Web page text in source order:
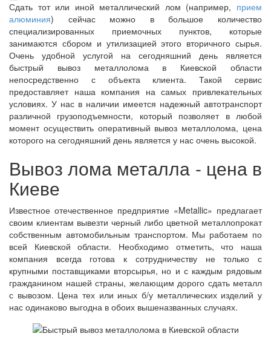
Сдать тот или иной металлический лом (например, прием
алюминия) сейчас можно в большое количество
специализированных приемочных пунктов, которые
занимаются сбором и утилизацией этого вторичного сырья.
Очень удобной услугой на сегодняшний день является
быстрый вывоз металлолома в Киевской области
непосредственно с объекта клиента. Такой сервис
предоставляет наша компания на самых привлекательных
условиях. У нас в наличии имеется надежный автотранспорт
различной грузоподъемности, который позволяет в любой
момент осуществить оперативный вывоз металлолома, цена
которого на сегодняшний день является у нас очень высокой.
Вывоз лома металла - цена в
Киеве
Известное отечественное предприятие «Metallic» предлагает
своим клиентам вывезти черный либо цветной металлопрокат
собственным автомобильным транспортом. Мы работаем по
всей Киевской области. Необходимо отметить, что наша
компания всегда готова к сотрудничеству не только с
крупными поставщиками вторсырья, но и с каждым рядовым
гражданином нашей страны, желающим дорого сдать металл
с вывозом. Цена тех или иных б/у металлических изделий у
нас одинаково выгодна в обоих вышеназванных случаях.